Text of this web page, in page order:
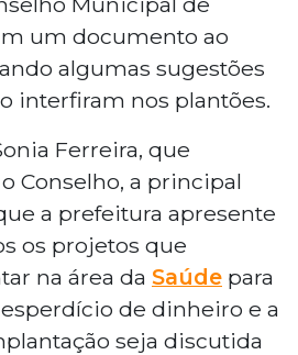
um documento ao
algumas sugestões
interfiram nos plantões.
Ferreira, que
Conselho, a principal
a prefeitura apresente
os projetos que
na área da Saúde para
de dinheiro e a
seja discutida